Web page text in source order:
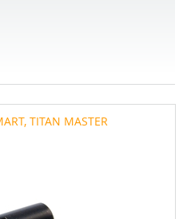
TITAN MASTER